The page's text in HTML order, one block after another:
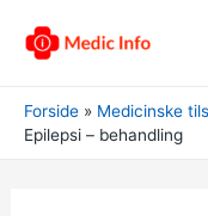
Forside Medicinske
Epilepsi – behandling